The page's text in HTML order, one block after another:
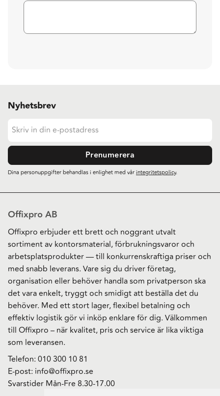
Nyhetsbrev
Prenumerera
Dina personuppgifter behandlas i enlighet med vårintegritetspolicy.
Offixpro AB
Offixpro erbjuder ett brett och noggrant utvalt
sortiment av kontorsmaterial, förbrukningsvaror och
arbetsplatsprodukter — till konkurrenskraftiga priser och
med snabb leverans. Vare sig du driver företag,
organisation eller behöver handla som privatperson ska
det vara enkelt, tryggt och smidigt att beställa det du
behöver. Med ett stort lager, flexibel betalning och
effektiv logistik gör vi inköp enklare för dig. Välkommen
till Offixpro – när kvalitet, pris och service är lika viktiga
som leveransen.
Telefon: 010 300 10 81
E-post: info@offixpro.se
Svarstider Mån-Fre 8.30-17.00